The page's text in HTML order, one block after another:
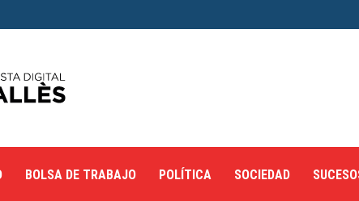
BOLSA DE TRABAJO POLÍTICA SOCIEDAD